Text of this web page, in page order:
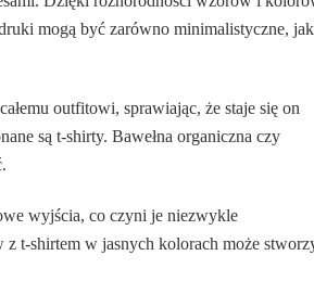
mogą być zarówno minimalistyczne,
outfitowi, sprawiając, że staje się on
są t-shirty. Bawełna organiczna czy
wyjścia, co czyni je niezwykle
t-shirtem w jasnych kolorach może